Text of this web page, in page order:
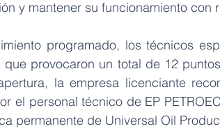
y mantener su funcionamiento con
programado, los técnicos
que provocaron un total de 12
la empresa licenciante
el personal técnico de EP
permanente de Universal Oil